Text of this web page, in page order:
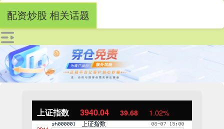
上证指数 3940.04 39.68 1.02%
配资炒股 相关话题